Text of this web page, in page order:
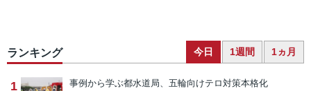
ランキング 今日 1週間 1ヵ月
1 事例から学ぶ都水道局、五輪向けテロ対策本格化